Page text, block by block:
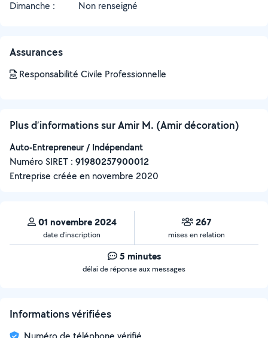
Dimanche :
Non renseigné
Assurances
Responsabilité Civile Professionnelle
Plus d’informations sur Amir M. (Amir décoration)
Auto-Entrepreneur / Indépendant
Numéro SIRET : ‍91980257900012
Entreprise créée en novembre 2020
01 novembre 2024
date d’inscription
267
mises en relation
5 minutes
délai de réponse aux messages
Informations vérifiées